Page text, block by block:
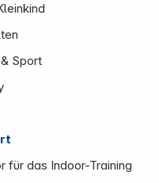
Sport
für das Indoor-Training